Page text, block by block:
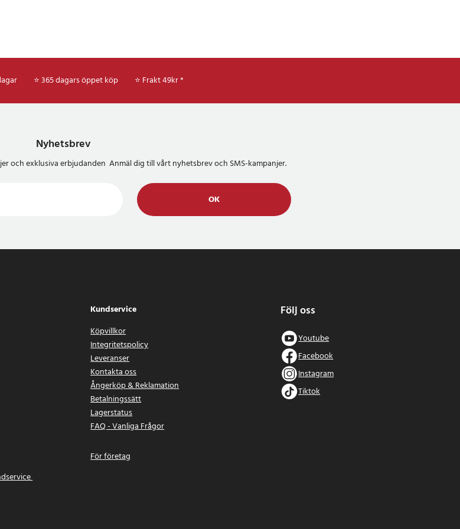
⭐ 365 dagars öppet köp ⭐ Frakt 49kr *
Nyhetsbrev
och exklusiva erbjudanden Anmäl dig till vårt nyhetsbrev och SMS-kampanjer.
OK
Kundservice
Köpvillkor
Integritetspolicy
Leveranser
Kontakta oss
Ångerköp & Reklamation
Betalningssätt
Lagerstatus
FAQ - Vanliga Frågor
För företag
Följ oss
Youtube
Facebook
Instagram
Tiktok